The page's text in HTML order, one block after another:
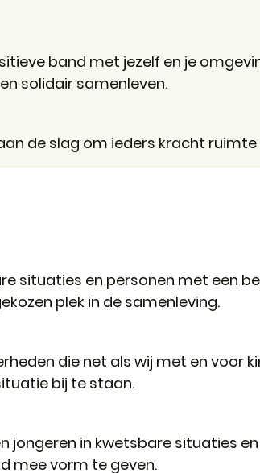
band met jezelf en je
solidair samenleven.
de slag om ieders kracht
situaties en personen met een
plek in de samenleving.
die net als wij met en voor
bij te staan.
jongeren in kwetsbare situaties
mee vorm te geven.